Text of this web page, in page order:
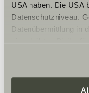
USA haben. Die USA
Datenschutzniveau.
Datenübermittlung in
ein erhöhtes Risiko
zustehen.
eigene Zwecke
zusammenführen.
Otvírací
Openingsuren
Zaterdag: